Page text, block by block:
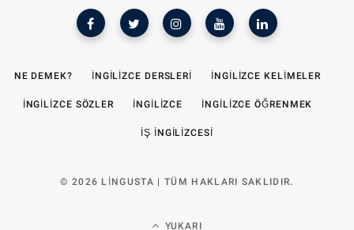
NE DEMEK? İNGILIZCE DERSLERI İNGILIZCE KELIMELER
İNGILIZCE SÖZLER İNGILIZCE İNGILIZCE ÖĞRENMEK
İŞ INGILIZCESI
© 2026 LINGUSTA | TÜM HAKLARI SAKLIDIR.
YUKARI